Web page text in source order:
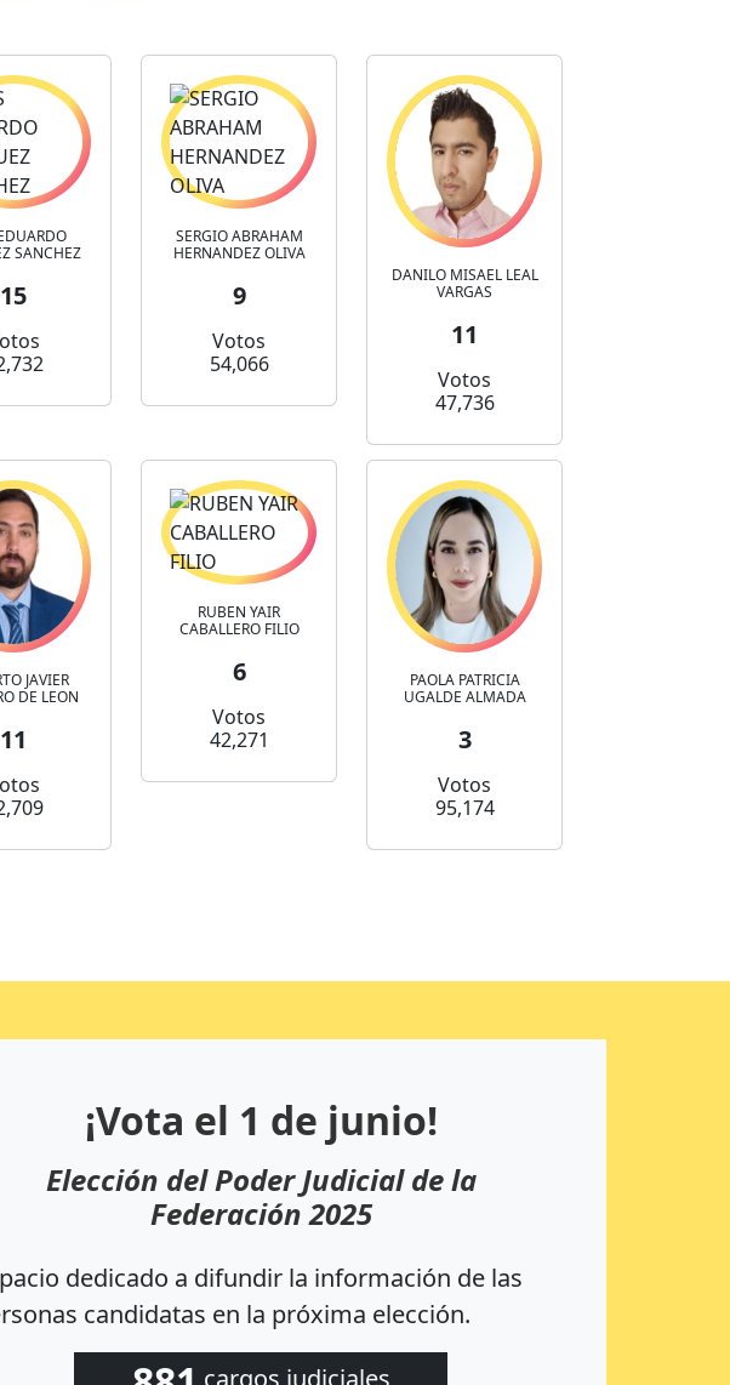
SANCHEZ
15
SERGIO ABRAHAM
HERNANDEZ OLIVA
9
Votos
54,066
DANILO MISAEL LEAL
VARGAS
11
Votos
47,736
JAVIER
DE LEON
11
RUBEN YAIR
CABALLERO FILIO
6
Votos
42,271
PAOLA PATRICIA
UGALDE ALMADA
3
Votos
95,174
¡Vota el 1 de junio!
Elección del Poder Judicial de la
Federación 2025
dedicado a difundir la información de las
candidatas en la próxima elección.